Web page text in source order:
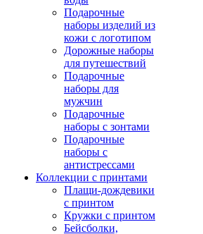
Подарочные
наборы изделий из
кожи с логотипом
Дорожные наборы
для путешествий
Подарочные
наборы для
мужчин
Подарочные
наборы с зонтами
Подарочные
наборы с
антистрессами
Коллекции с принтами
Плащи-дождевики
с принтом
Кружки с принтом
Бейсболки,